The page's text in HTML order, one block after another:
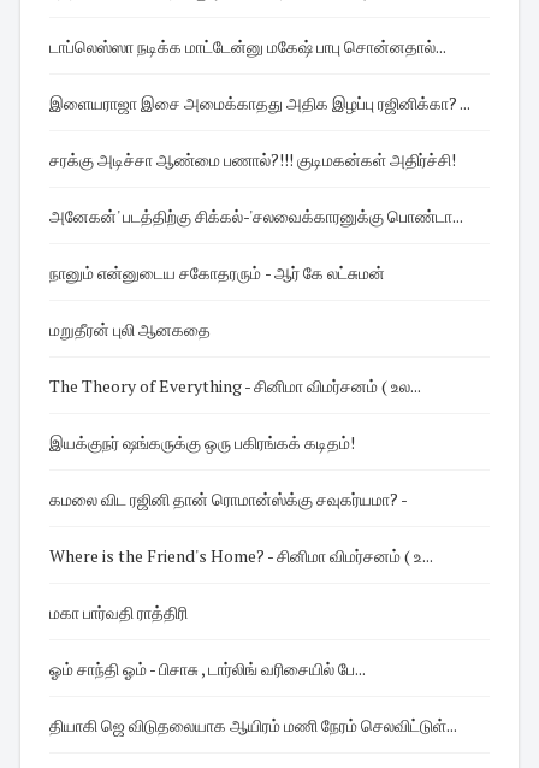
டாப்லெஸ்ஸா நடிக்க மாட்டேன்னு மகேஷ் பாபு சொன்னதால்...
இளையராஜா இசை அமைக்காதது அதிக இழப்பு ரஜினிக்கா? ...
சரக்கு அடிச்சா ஆண்மை பணால்?!!! குடிமகன்கள் அதிர்ச்சி!
அனேகன்' படத்திற்கு சிக்கல்-'சலவைக்காரனுக்கு பொண்டா...
நானும் என்னுடைய சகோதரரும் - ஆர் கே லட்சுமன்
மறுதீரன் புலி ஆனகதை
The Theory of Everything - சினிமா விமர்சனம் ( உல...
இயக்குநர் ஷங்கருக்கு ஒரு பகிரங்கக் கடிதம்!
கமலை விட ரஜினி தான் ரொமான்ஸ்க்கு சவுகர்யமா? -
Where is the Friend's Home? - சினிமா விமர்சனம் ( உ...
மகா பார்வதி ராத்திரி
ஓம் சாந்தி ஓம் - பிசாசு , டார்லிங் வரிசையில் பே...
தியாகி ஜெ விடுதலையாக ஆயிரம் மணி நேரம் செலவிட்டுள்...